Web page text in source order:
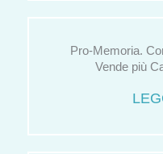
Pro-Memoria.
Vende più